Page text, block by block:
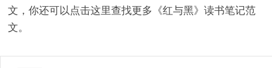
文，你还可以点击这里查找更多《红与黑》读书笔记范
文。